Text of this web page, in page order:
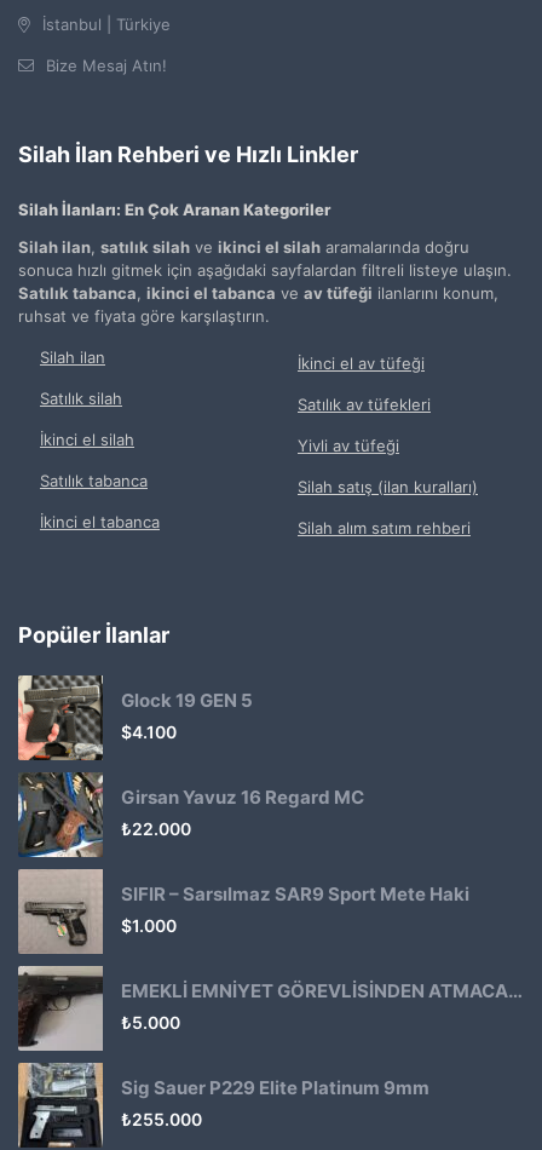
İstanbul | Türkiye
Bize Mesaj Atın!
Silah İlan Rehberi ve Hızlı Linkler
Silah İlanları: En Çok Aranan Kategoriler
Silah ilan satılık silah ve ikinci el silah aramalarında doğru
sonuca hızlı gitmek için aşağıdaki sayfalardan filtreli listeye ulaşın.
Satılık tabanca ikinci el tabanca ve av tüfeği ilanlarını konum,
ruhsat ve fiyata göre karşılaştırın.
Silah ilan
Satılık silah
İkinci el silah
Satılık tabanca
İkinci el tabanca
İkinci el av tüfeği
Satılık av tüfekleri
Yivli av tüfeği
Silah satış (ilan kuralları)
Silah alım satım rehberi
Popüler İlanlar
Glock 19 GEN 5
$4.100
Girsan Yavuz 16 Regard MC
₺22.000
SIFIR – Sarsılmaz SAR9 Sport Mete Haki
$1.000
EMEKLİ EMNİYET GÖREVLİSİNDEN ATMACA 53 KLASİK14
₺5.000
Sig Sauer P229 Elite Platinum 9mm
₺255.000